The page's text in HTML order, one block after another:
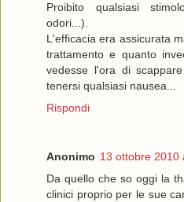
Proibito qualsiasi
odori...).
L'efficacia era assicurata
trattamento e quanto
vedesse l'ora di
tenersi qualsiasi nausea...
Rispondi
Anonimo 13 ottobre 2010
Da quello che so oggi la
clinici proprio per le sue